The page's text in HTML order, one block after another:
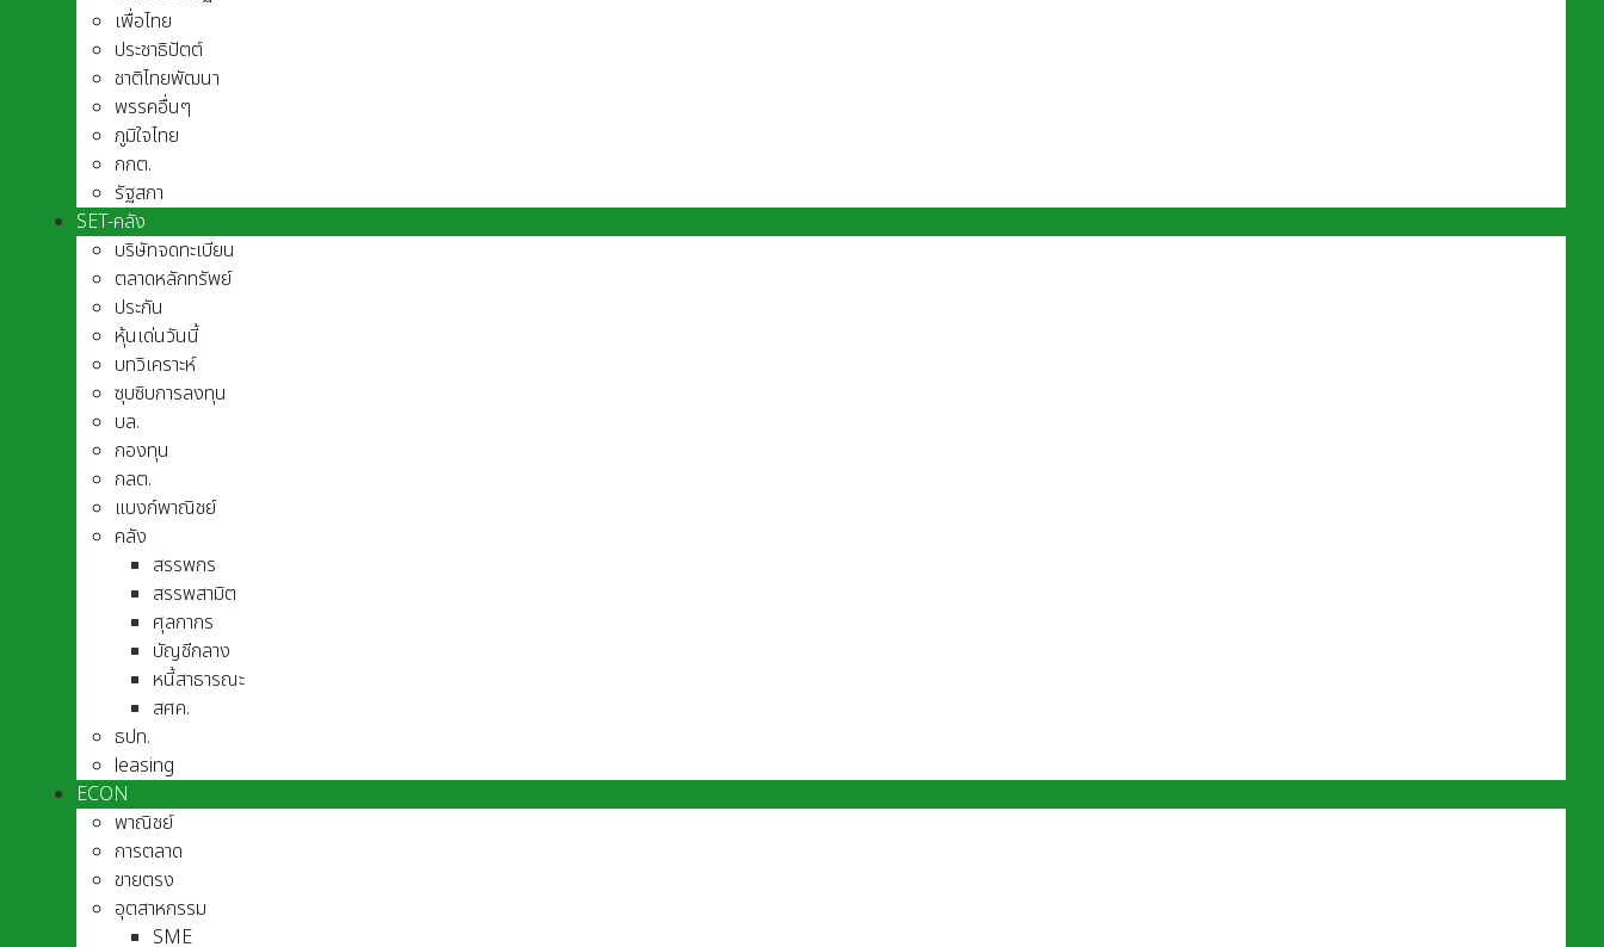
เพื่อไทย
ประชาธิปัตต์
ชาติไทยพัฒนา
พรรคอื่นๆ
ภูมิใจไทย
กกต.
รัฐสภา
SET-คลัง
บริษัทจดทะเบียน
ตลาดหลักทรัพย์
ประกัน
หุ้นเด่นวันนี้
บทวิเคราะห์
ซุบซิบการลงทุน
บล.
กองทุน
กลต.
แบงก์พาณิชย์
คลัง
สรรพกร
สรรพสามิต
ศุลกากร
บัญชีกลาง
หนี้สาธารณะ
สศค.
ธปท.
leasing
ECON
พาณิชย์
การตลาด
ขายตรง
อุตสาหกรรม
SME